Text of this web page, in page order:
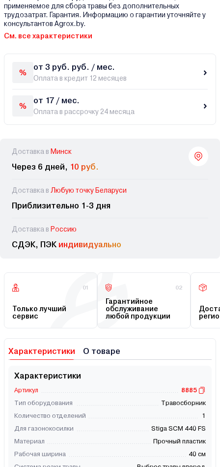
применяемое для сбора травы без дополнительных
трудозатрат. Гарантия. Информацию о гарантии уточняйте у
консультантов Agrox.by.
См. все характеристики
от 3 руб. руб. / мес.
Оплата в кредит 12 месяцев
от 17 / мес.
Оплата в рассрочку 24 месяца
Доставка в Минск
Через 6 дней, 10 руб.
Доставка в Любую точку Беларуси
Приблизительно 1-3 дня
Доставка в Россию
СДЭК, ПЭК индивидуально
01
Только лучший
сервис
02
Гарантийное
обслуживание
любой продукции
Характеристики О товаре
Характеристики
Артикул
8885
Тип оборудования
Травосборник
Количество отделений
1
Для газонокосилки
Stiga SCM 440 FS
Материал
Прочный пластик
Рабочая ширина
40 см